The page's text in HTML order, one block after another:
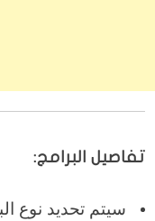
تفاصيل البرامج:
سيتم تحديد نوع